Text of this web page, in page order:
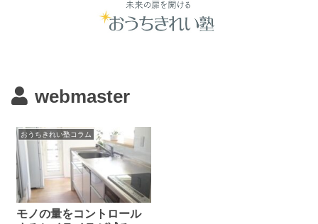
webmaster
おうちきれい塾コラム
モノの量をコントロール